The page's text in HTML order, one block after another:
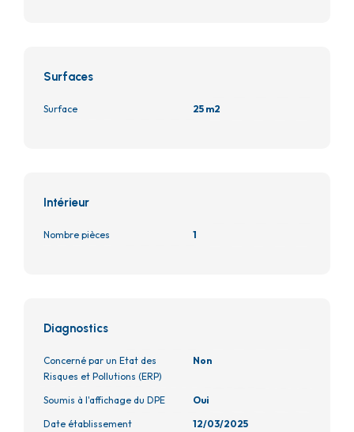
Surfaces
Surface 25 m2
Intérieur
Nombre pièces 1
Diagnostics
Concerné par un Etat des
Risques et Pollutions (ERP)
Non
Soumis à l'affichage du DPE
Oui
Date établissement
12/03/2025